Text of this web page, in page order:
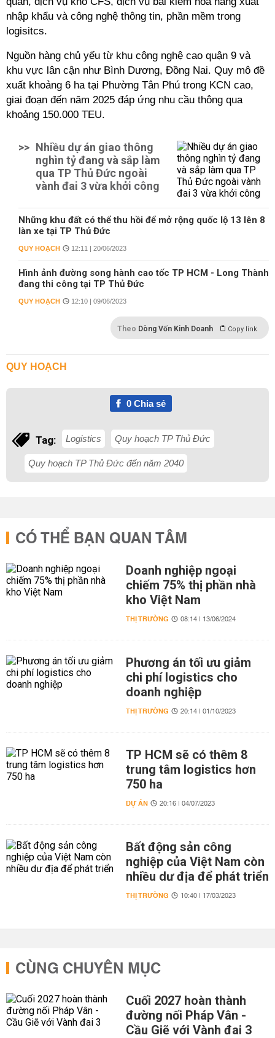
nhập khẩu và công nghệ thông tin, phần mềm trong
logisitcs.
Nguồn hàng chủ yếu từ khu công nghệ cao quận 9 và
khu vực lân cận như Bình Dương, Đồng Nai. Quy mô đề
xuất khoảng 6 ha tại Phường Tân Phú trong KCN cao,
giai đoạn đến năm 2025 đáp ứng nhu cầu thông qua
khoảng 150.000 TEU.
>> Nhiều dự án giao thông
nghìn tỷ đang và sắp làm
qua TP Thủ Đức ngoài
vành đai 3 vừa khởi công
Những khu đất có thể thu hồi để mở rộng quốc lộ 13 lên 8
làn xe tại TP Thủ Đức
QUY HOẠCH 12:11 | 20/06/2023
Hình ảnh đường song hành cao tốc TP HCM - Long Thành
đang thi công tại TP Thủ Đức
QUY HOẠCH 12:10 | 09/06/2023
Theo Dòng Vốn Kinh Doanh Copy link
QUY HOẠCH
0Chia sẻ
Tag: Logistics Quy hoạch TP Thủ Đức
Quy hoạch TP Thủ Đức đến năm 2040
CÓ THỂ BẠN QUAN TÂM
Doanh nghiệp ngoại
chiếm 75% thị phần nhà
kho Việt Nam
THỊ TRƯỜNG 08:14 | 13/06/2024
Phương án tối ưu giảm
chi phí logistics cho
doanh nghiệp
THỊ TRƯỜNG 20:14 | 01/10/2023
TP HCM sẽ có thêm 8
trung tâm logistics hơn
750 ha
DỰ ÁN 20:16 | 04/07/2023
Bất động sản công
nghiệp của Việt Nam còn
nhiều dư địa để phát triển
THỊ TRƯỜNG 10:40 | 17/03/2023
CÙNG CHUYÊN MỤC
Cuối 2027 hoàn thành
đường nối Pháp Vân -
Cầu Giẽ với Vành đai 3